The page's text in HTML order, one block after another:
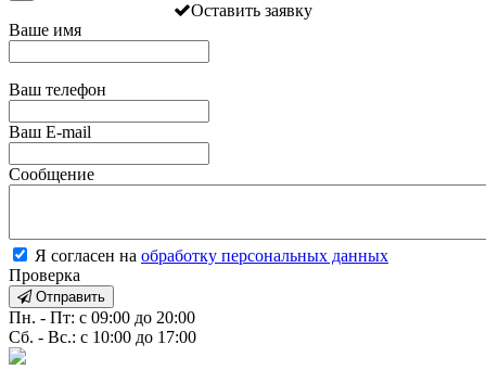
Оставить заявку
Ваше имя
Ваш телефон
Ваш E-mail
Сообщение
Я согласен на обработку персональных данных
Проверка
Отправить
Пн. - Пт: с 09:00 до 20:00
Сб. - Вс.: с 10:00 до 17:00